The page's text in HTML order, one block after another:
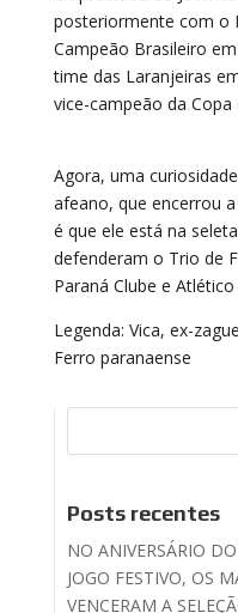
posteriormente com o
Campeão Brasileiro
time das Laranjeiras
vice-campeão da Copa
Agora, uma
afeano, que encerrou
é que ele está na
defenderam o Trio de
Paraná Clube e
Legenda: Vica, ex-
Ferro paranaense
Posts recentes
NO ANIVERSÁRIO
JOGO FESTIVO, OS
VENCERAM A